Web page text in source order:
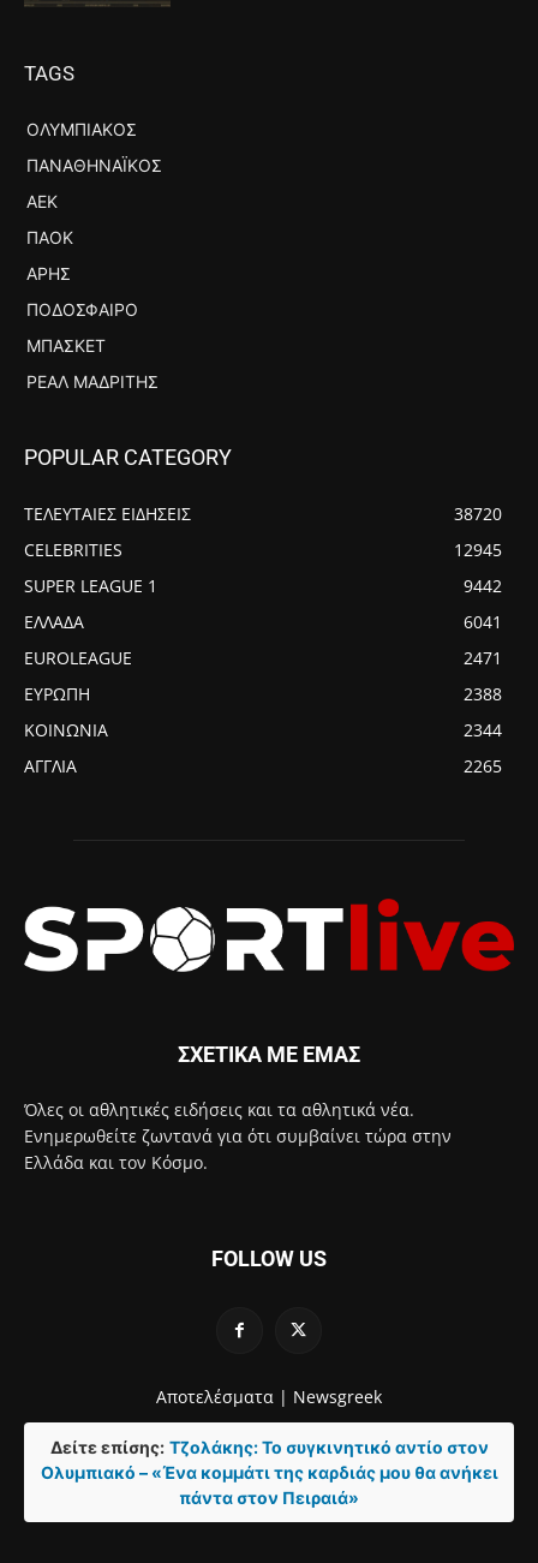
TAGS
ΟΛΥΜΠΙΑΚΌΣ
ΠΑΝΑΘΗΝΑΪΚΌΣ
ΑΕΚ
ΠΑΟΚ
ΆΡΗΣ
ΠΟΔΌΣΦΑΙΡΟ
ΜΠΆΣΚΕΤ
ΡΕΆΛ ΜΑΔΡΊΤΗΣ
POPULAR CATEGORY
ΤΕΛΕΥΤΑΙΕΣ ΕΙΔΗΣΕΙΣ
38720
CELEBRITIES
12945
SUPER LEAGUE 1
9442
ΕΛΛΑΔΑ
6041
EUROLEAGUE
2471
ΕΥΡΩΠΗ
2388
ΚΟΙΝΩΝΙΑ
2344
ΑΓΓΛΙΑ
2265
ΣΧΕΤΙΚΑ ΜΕ ΕΜΑΣ
Όλες οι αθλητικές ειδήσεις και τα αθλητικά νέα.
Ενημερωθείτε ζωντανά για ότι συμβαίνει τώρα στην
Ελλάδα και τον Κόσμο.
FOLLOW US
Αποτελέσματα | Newsgreek
Δείτε επίσης: Τζολάκης: Το συγκινητικό αντίο στον
Ολυμπιακό – «Ένα κομμάτι της καρδιάς μου θα ανήκει
πάντα στον Πειραιά»